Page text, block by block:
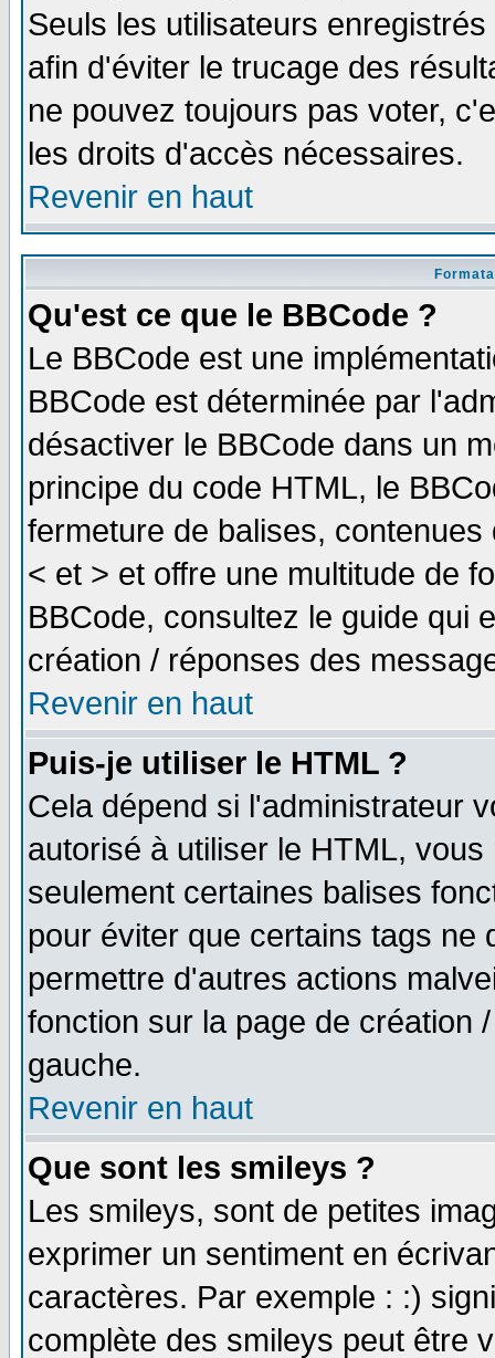
Seuls les utilisateurs
afin d'éviter le trucage des
ne pouvez toujours pas voter,
les droits d'accès nécessaires.
Revenir en haut
Qu'est ce que le BBCode ?
Le BBCode est une
BBCode est déterminée par
désactiver le BBCode dans un
principe du code HTML, le
fermeture de balises,
< et > et offre une multitude de
BBCode, consultez le guide qui
création / réponses des
Revenir en haut
Puis-je utiliser le HTML ?
Cela dépend si l'administrateur
autorisé à utiliser le HTML,
seulement certaines balises
pour éviter que certains tags ne
permettre d'autres actions
fonction sur la page de création
gauche.
Revenir en haut
Que sont les smileys ?
Les smileys, sont de petites
exprimer un sentiment en
caractères. Par exemple : :)
complète des smileys peut être